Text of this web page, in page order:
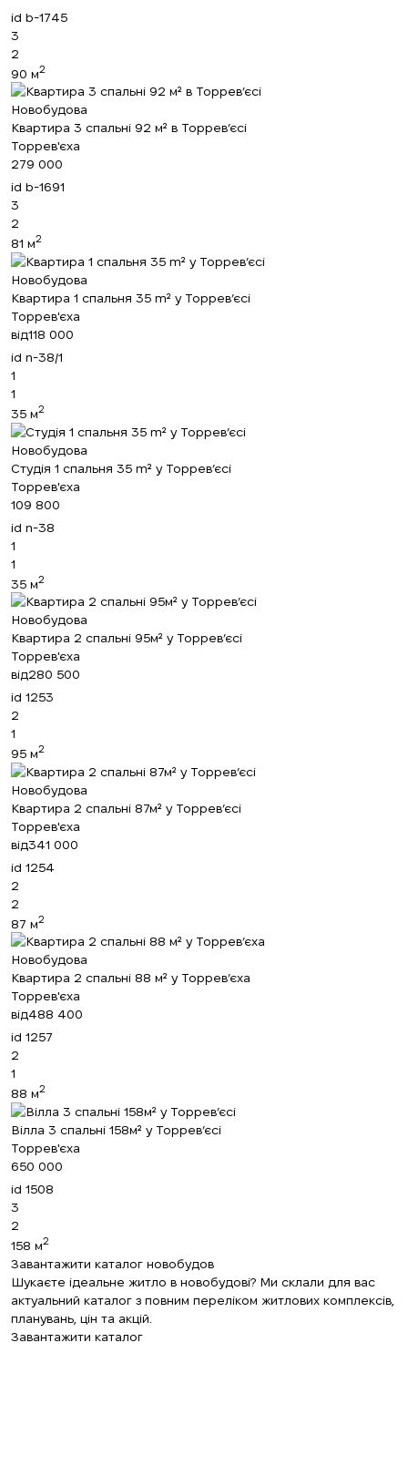
id b-1745
3
2
90 м2
Новобудова
Квартира 3 спальні 92 м² в Торрев’єсі
Торрев'єха
279 000
id b-1691
3
2
81 м2
Новобудова
Квартира 1 спальня 35 m² у Торрев’єсі
Торрев'єха
від118 000
id n-38/1
1
1
35 м2
Новобудова
Студія 1 спальня 35 m² у Торрев’єсі
Торрев'єха
109 800
id n-38
1
1
35 м2
Новобудова
Квартира 2 спальні 95м² у Торрев’єсі
Торрев'єха
від280 500
id 1253
2
1
95 м2
Новобудова
Квартира 2 спальні 87м² у Торрев’єсі
Торрев'єха
від341 000
id 1254
2
2
87 м2
Новобудова
Квартира 2 спальні 88 м² у Торрев’єха
Торрев'єха
від488 400
id 1257
2
1
88 м2
Вілла 3 спальні 158м² у Торрев’єсі
Торрев'єха
650 000
id 1508
3
2
158 м2
Завантажити каталог новобудов
Шукаєте ідеальне житло в новобудові? Ми склали для вас
актуальний каталог з повним переліком житлових комплексів,
планувань, цін та акцій.
Завантажити каталог
Дякуємо!
запит і відповімо
Дякуємо!
Підписку на оновлення успішно
Ми вам зателефонуємо
зв’яжемося з вами найближчим часом.